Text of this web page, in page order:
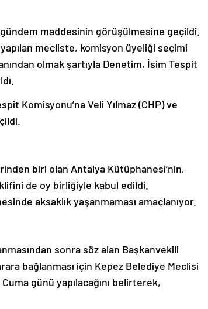
maddesinin görüşülmesine geçildi.
mecliste, komisyon üyeliği seçimi
olmak şartıyla Denetim, İsim Tespit
Komisyonu’na Veli Yılmaz (CHP) ve
biri olan Antalya Kütüphanesi’nin,
de oy birliğiyle kabul edildi.
aksaklık yaşanmaması amaçlanıyor.
sonra söz alan Başkanvekili
bağlanması için Kepez Belediye Meclisi
günü yapılacağını belirterek,